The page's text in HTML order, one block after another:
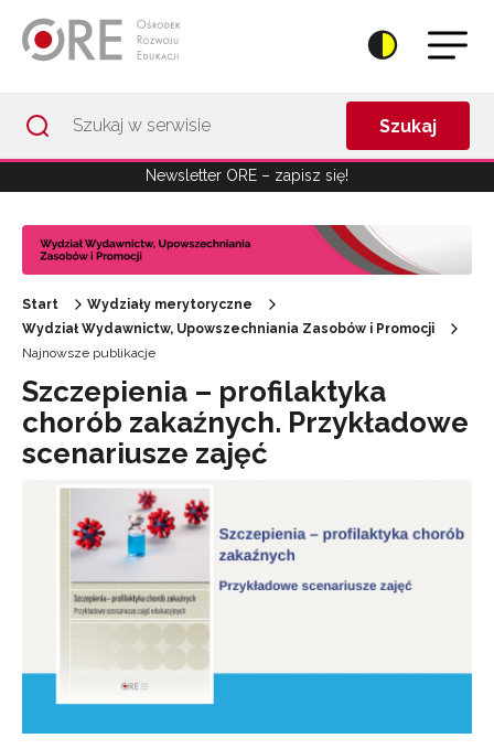
Szukaj
Newsletter ORE – zapisz się!
Start
Wydziały merytoryczne
Wydział Wydawnictw, Upowszechniania Zasobów i Promocji
Najnowsze publikacje
Szczepienia – profilaktyka
chorób zakaźnych. Przykładowe
scenariusze zajęć